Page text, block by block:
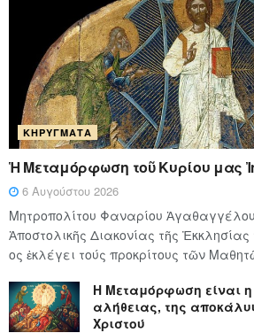
ΚΗΡΎΓΜΑΤΑ
Ἡ Μεταμόρφωση τοῦ Κυρίου μας
6 Αυγούστου 2026
Μητροπολίτου Φαναρίου
Ἀποστολικῆς Διακονίας τῆς
ος ἐκλέγει τούς προ­κρί­τους τῶν
Η Μεταμόρφωση είναι η
αλήθειας, της
Χριστού